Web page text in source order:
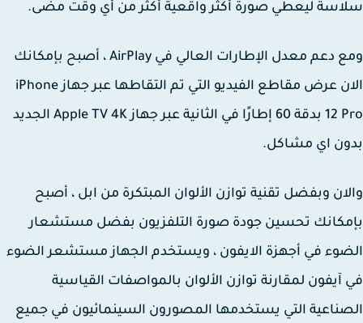
ليعطي صورة أكثر واقعية أكثر من أي وقت مضى.
ومع دعم معدل الإطارات العالي في AirPlay ، أصبح بإمكانك
الان عرض مقاطع الفيديو التي تم التقاطها عبر جهاز iPhone
12 Pro بدقة 60 إطارًا في الثانية عبر جهاز Apple TV 4K الجديد
اي مشاكل.
وبفضل تقنية توازن الألوان المبتكرة من ابل ، أصبح
تحسين جودة صورة التلفزيون بفضل مستشعار
في أجهزة الايفون ، ويستخدم الجهاز مستشعر الضوء
لمقارنة توازن الألوان بالمواصفات القياسية
التي يستخدمها المصورون السينمائيون في جميع